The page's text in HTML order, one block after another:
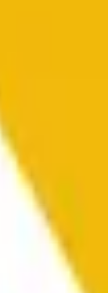
or equal to
data
or spot